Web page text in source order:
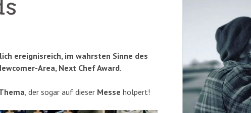
ereignisreich, im wahrsten Sinne des
Area, Next Chef Award.
, der sogar auf dieser Messe holpert!